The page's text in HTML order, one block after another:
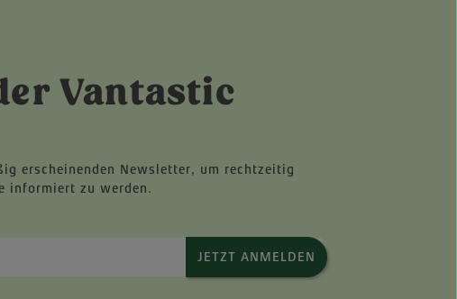
Vantastic
erscheinenden Newsletter, um rechtzeitig
informiert zu werden.
JETZT ANMELDEN